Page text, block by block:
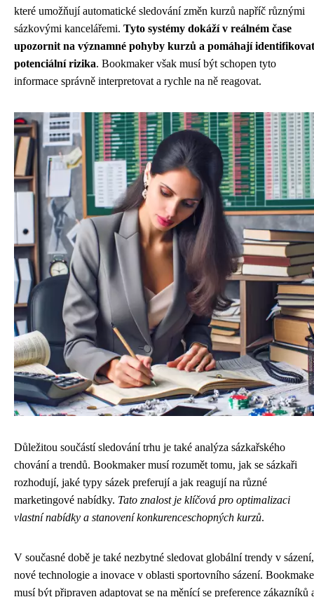
které umožňují automatické sledování změn kurzů napříč různými
sázkovými kancelářemi. Tyto systémy dokáží v reálném čase
upozornit na významné pohyby kurzů a pomáhají identifikovat
potenciální rizika. Bookmaker však musí být schopen tyto
informace správně interpretovat a rychle na ně reagovat.
Důležitou součástí sledování trhu je také analýza sázkařského
chování a trendů. Bookmaker musí rozumět tomu, jak se sázkaři
rozhodují, jaké typy sázek preferují a jak reagují na různé
marketingové nabídky. Tato znalost je klíčová pro optimalizaci
vlastní nabídky a stanovení konkurenceschopných kurzů.
V současné době je také nezbytné sledovat globální trendy v sázení,
nové technologie a inovace v oblasti sportovního sázení.
musí být připraven adaptovat se na měnící se preference zákazníků